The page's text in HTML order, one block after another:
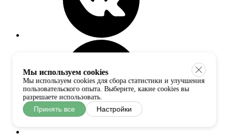
Мы используем cookies
Мы используем cookies для сбора статистики и улучшения
пользовательского опыта. Выберите, какие cookies вы
разрешаете использовать.
Принять все Настройки